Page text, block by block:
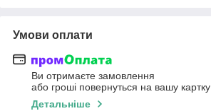
Умови оплати
Ви отримаєте замовлення
або гроші повернуться на вашу картку
Детальніше